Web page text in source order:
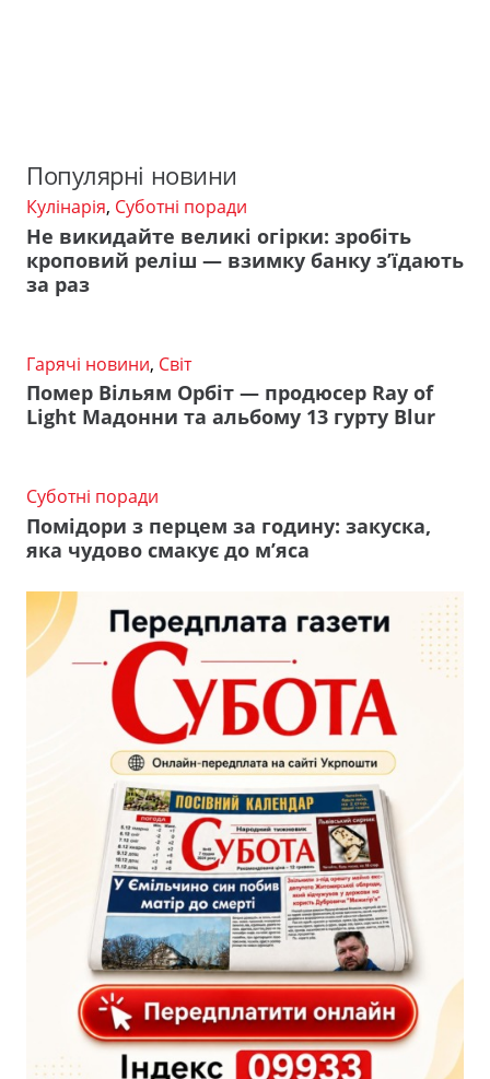
Популярні новини
Кулінарія, Суботні поради
Не викидайте великі огірки: зробіть
кроповий реліш — взимку банку з’їдають
за раз
Гарячі новини, Світ
Помер Вільям Орбіт — продюсер Ray of
Light Мадонни та альбому 13 гурту Blur
Суботні поради
Помідори з перцем за годину: закуска,
яка чудово смакує до м’яса